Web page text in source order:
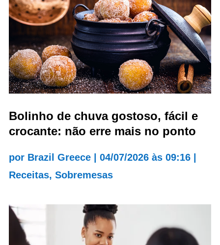
Bolinho de chuva gostoso, fácil e
crocante: não erre mais no ponto
por Brazil Greece| 04/07/2026 às 09:16|
Receitas, Sobremesas